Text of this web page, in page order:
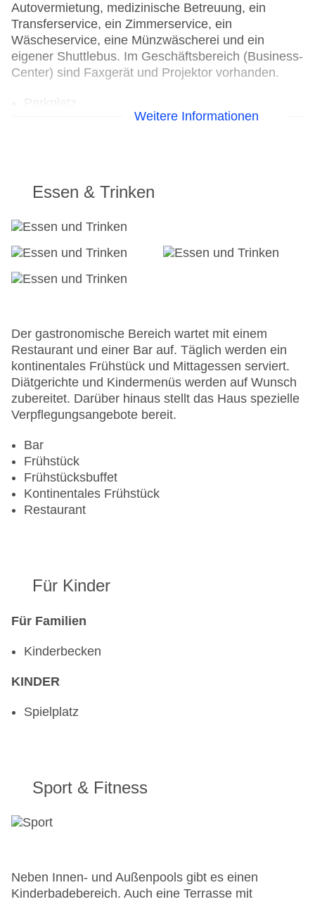
Autovermietung, medizinische Betreuung, ein
Transferservice, ein Zimmerservice, ein
Wäscheservice, eine Münzwäscherei und ein
eigener Shuttlebus. Im Geschäftsbereich (Business-
Center) sind Faxgerät und Projektor vorhanden.
Check-in von: 14:00:00
Garten: ohne Gebühr
Hotelsafe
Letzte umfassende Renovierung: 2014
Lift
Anzahl der Aufzüge: 1
Gesamtanzahl der Stockwerke: 2
Gesamtanzahl der Zimmer: 38
Pools:Kinderbecken, Indoor Pool, Outdoor Pool,
Sonnenschirme am Pool, Liegen am Pool
Zahlungsarten: American Express, Diners Club,
EC Maestro, Mastercard, Visa
Weitere Informationen
Essen & Trinken
Der gastronomische Bereich wartet mit einem
Restaurant und einer Bar auf. Täglich werden ein
kontinentales Frühstück und Mittagessen serviert.
Diätgerichte und Kindermenüs werden auf Wunsch
zubereitet. Darüber hinaus stellt das Haus spezielle
Verpflegungsangebote bereit.
Bar
Frühstück
Frühstücksbuffet
Kontinentales Frühstück
Restaurant
Für Kinder
Für Familien
Kinderbecken
KINDER
Spielplatz
Sport & Fitness
Neben Innen- und Außenpools gibt es einen
Kinderbadebereich. Auch eine Terrasse mit